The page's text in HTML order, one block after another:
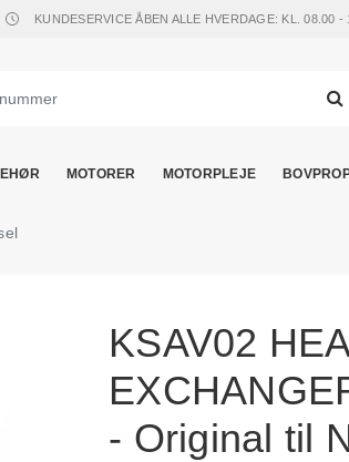
KUNDESERVICE ÅBEN ALLE HVERDAGE: KL. 08.00 -
MOTORER MOTORPLEJE
KSAV02
- Original til